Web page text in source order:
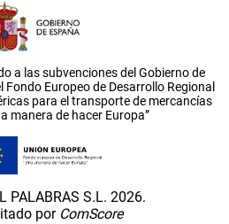
a las subvenciones del Gobierno de
Europeo de Desarrollo Regional
para el transporte de mercancías
manera de hacer Europa”
PALABRAS S.L. 2026.
por ComScore